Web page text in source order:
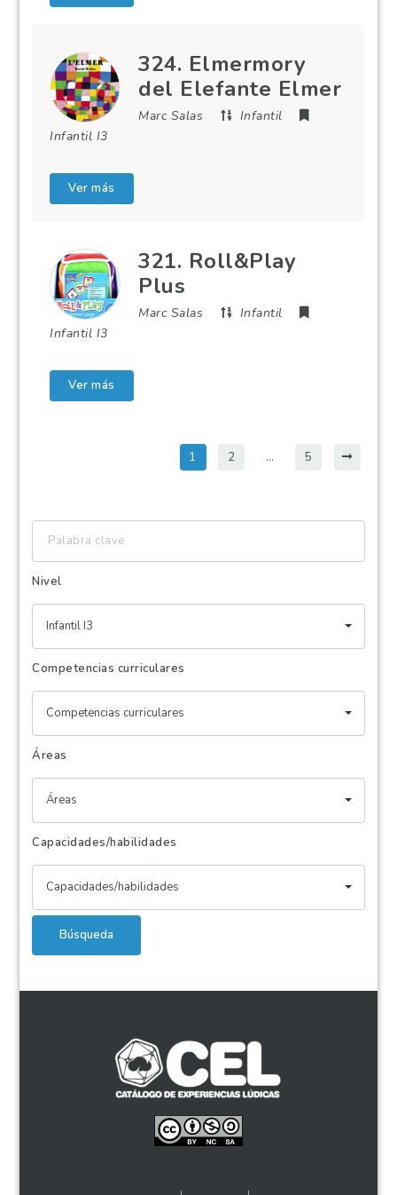
324. Elmermory
del Elefante Elmer
Marc Salas
Infantil
Infantil I3
Ver más
321. Roll&Play
Plus
Marc Salas
Infantil
Infantil I3
Ver más
1 2 … 5
clave
Nivel
Infantil I3
Competencias curriculares
Competencias curriculares
Áreas
Áreas
Capacidades/habilidades
Capacidades/habilidades
Búsqueda